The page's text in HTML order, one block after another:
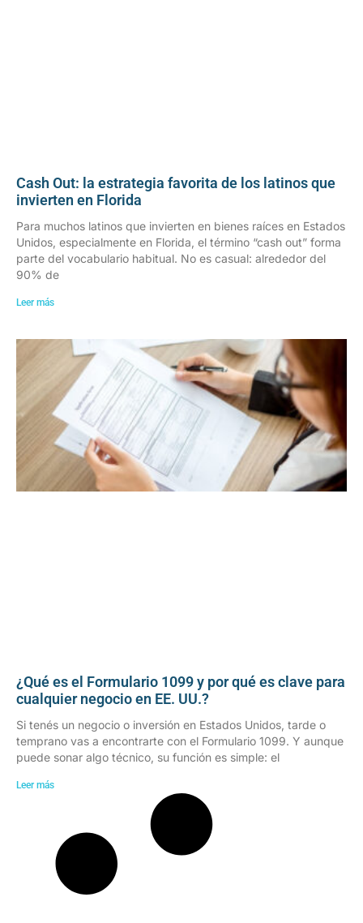
Cash Out: la estrategia favorita de los latinos que
invierten en Florida
Para muchos latinos que invierten en bienes raíces en Estados
Unidos, especialmente en Florida, el término “cash out” forma
parte del vocabulario habitual. No es casual: alrededor del
90% de
Leer más
¿Qué es el Formulario 1099 y por qué es clave para
cualquier negocio en EE. UU.?
Si tenés un negocio o inversión en Estados Unidos, tarde o
temprano vas a encontrarte con el Formulario 1099. Y aunque
puede sonar algo técnico, su función es simple: el
Leer más